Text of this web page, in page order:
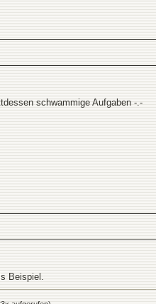
schwammige Aufgaben -.-
Beispiel.